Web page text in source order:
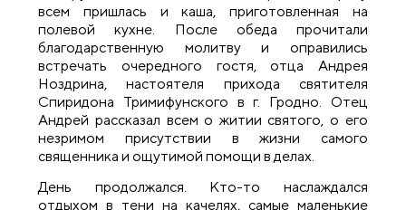
всем пришлась и каша, приготовленная на
полевой кухне. После обеда прочитали
благодарственную молитву и оправились
встречать очередного гостя, отца Андрея
Ноздрина, настоятеля прихода святителя
Спиридона Тримифунского в г. Гродно. Отец
Андрей рассказал всем о житии святого, о его
незримом присутствии в жизни самого
священника и ощутимой помощи в делах.
День продолжался. Кто-то наслаждался
отдыхом в тени на качелях, самые маленькие